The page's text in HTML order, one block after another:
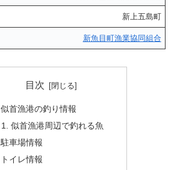
新上五島町
新魚目町漁業協同組合
目次
似首漁港の釣り情報
似首漁港周辺で釣れる魚
駐車場情報
トイレ情報